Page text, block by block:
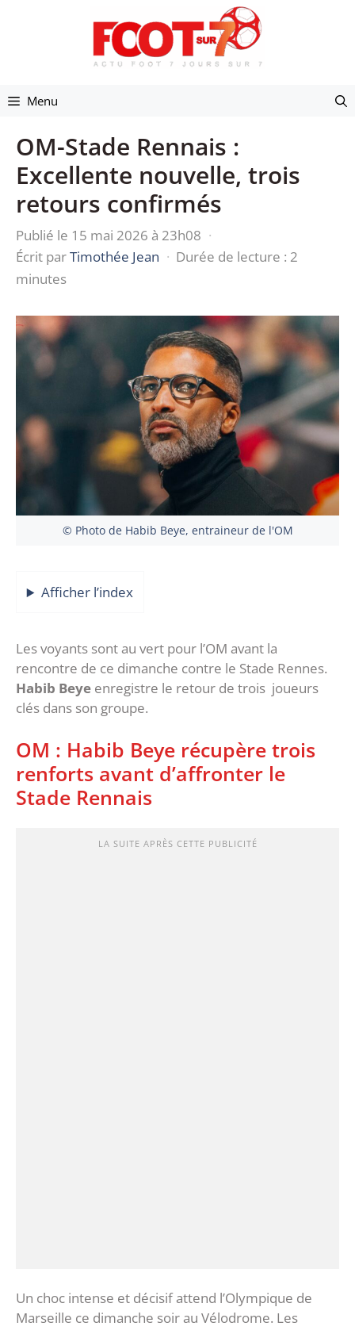
Menu
OM-Stade Rennais :
Excellente nouvelle, trois
retours confirmés
Publié le 15 mai 2026 à 23h08 ·
Écrit parTimothée Jean · Durée de lecture : 2
minutes
© Photo de Habib Beye, entraineur de l'OM
Afficher l’index
Les voyants sont au vert pour l’OM avant la
rencontre de ce dimanche contre le Stade Rennes.
Habib Beye enregistre le retour de trois joueurs
clés dans son groupe.
OM : Habib Beye récupère trois
renforts avant d’affronter le
Stade Rennais
LA SUITE APRÈS CETTE PUBLICITÉ
Un choc intense et décisif attend l’Olympique de
Marseille ce dimanche soir au Vélodrome. Les